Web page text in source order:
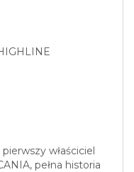
właściciel
pełna historia